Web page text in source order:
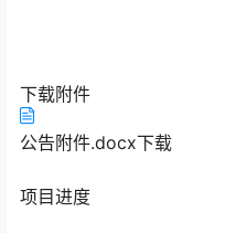
下载附件
公告附件.docx下载
项目进度